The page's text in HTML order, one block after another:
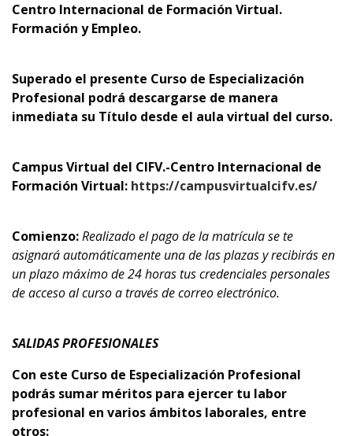
Centro Internacional de Formación Virtual.
Formación y Empleo.
Superado el presente Curso de Especialización
Profesional podrá descargarse de manera
inmediata su Título desde el aula virtual del curso.
Campus Virtual del CIFV.-Centro Internacional de
Formación Virtual: https://campusvirtualcifv.es/
Comienzo:Realizado el pago de la matrícula se te
asignará automáticamente una de las plazas y recibirás en
un plazo máximo de 24 horas tus credenciales personales
de acceso al curso a través de correo electrónico.
SALIDAS PROFESIONALES
Con este Curso de Especialización Profesional
podrás sumar méritos para ejercer tu labor
profesional en varios ámbitos laborales, entre
otros: